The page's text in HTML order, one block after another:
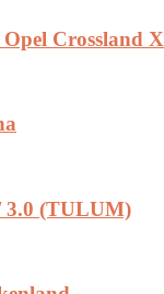
Crossland X
3.0 (TULUM)